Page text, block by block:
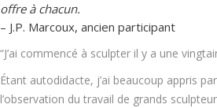
offre à chacun.
– J.P. Marcoux, ancien participant
“J’ai commencé à sculpter il y a une
Étant autodidacte, j’ai beaucoup appris
l’observation du travail de grands